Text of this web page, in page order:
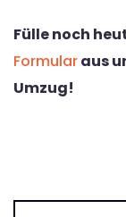
Fülle noch
Formularaus
Umzug!